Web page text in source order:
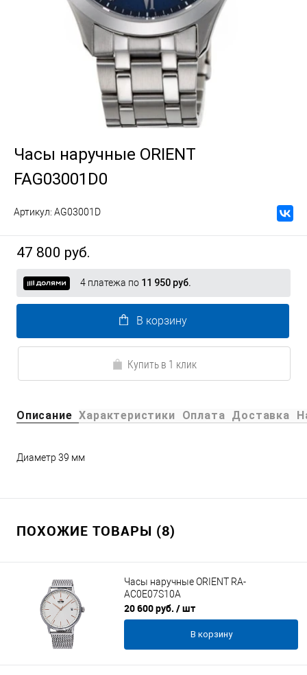
Часы наручные ORIENT
FAG03001D0
Артикул: AG03001D
47 800 руб.
4 платежа по 11 950 руб.
В корзину
Купить в 1 клик
Описание Характеристики Оплата Доставка
Диаметр 39 мм
ПОХОЖИЕ ТОВАРЫ (8)
Часы наручные ORIENT RA-
AC0E07S10A
20 600 руб. / шт
В корзину